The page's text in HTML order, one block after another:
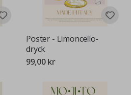
Poster - Limoncello-
dryck
99,00 kr